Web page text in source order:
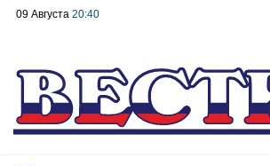
09 Августа 20:40